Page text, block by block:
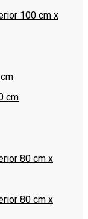
100 cm x
cm
80 cm x
80 cm x